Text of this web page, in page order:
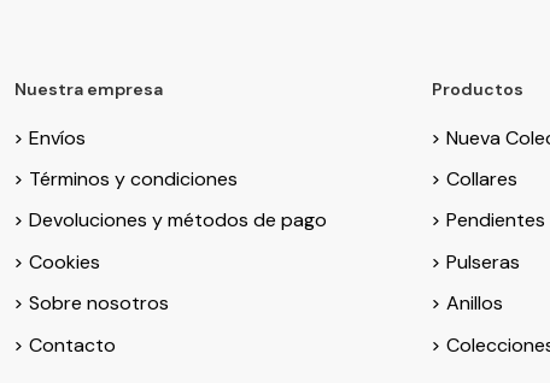
Nuestra empresa
Envíos
Términos y condiciones
Devoluciones y métodos de pago
Cookies
Sobre nosotros
Contacto
Productos
Nueva
Collares
Pendientes
Pulseras
Anillos